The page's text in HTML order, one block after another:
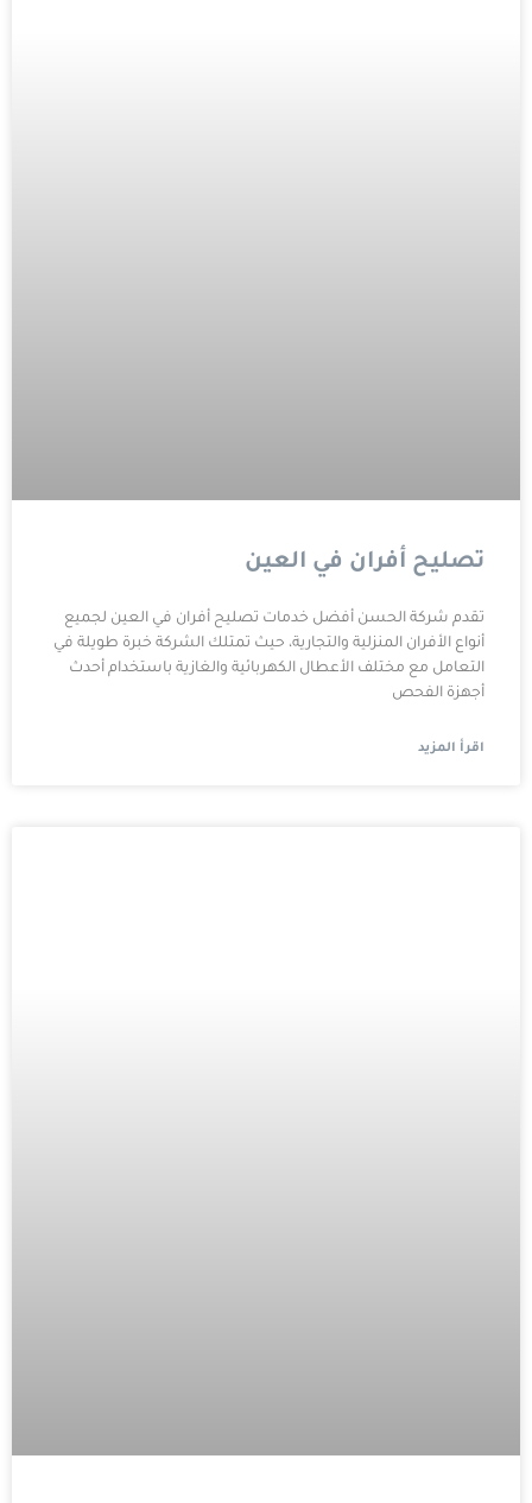
تصليح أفران في العين
تقدم شركة الحسن أفضل خدمات تصليح أفران في العين لجميع
أنواع الأفران المنزلية والتجارية، حيث تمتلك الشركة خبرة طويلة في
التعامل مع مختلف الأعطال الكهربائية والغازية باستخدام أحدث
أجهزة الفحص
اقرأ المزيد